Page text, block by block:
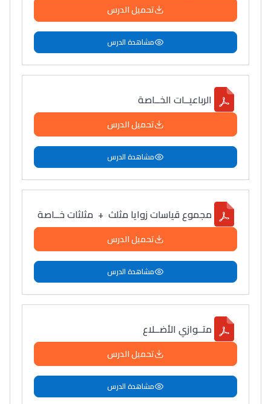
تحميل الدرس
مشاهدة الدرس
الرباعيــات الخــاصة
تحميل الدرس
مشاهدة الدرس
مجموع قياسات زوايا مثلث + مثلثات خــاصة
تحميل الدرس
مشاهدة الدرس
متــوازي الأضــلاع
تحميل الدرس
مشاهدة الدرس